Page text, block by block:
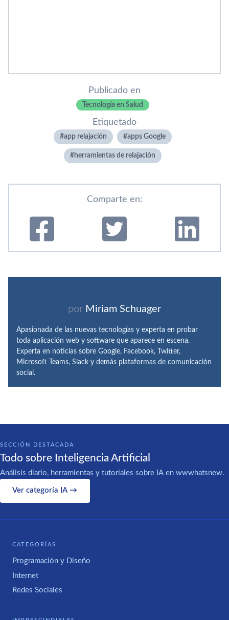
Publicado en
Tecnología en Salud
Etiquetado
app relajación apps Google
herramientas de relajación
Comparte en:
por Miriam Schuager
Apasionada de las nuevas tecnologías y experta en probar
toda aplicación web y software que aparece en escena.
Experta en noticias sobre Google, Facebook, Twitter,
Microsoft Teams, Slack y demás plataformas de comunicación
social.
SECCIÓN DESTACADA
Todo sobre Inteligencia Artificial
Análisis diario, herramientas y tutoriales sobre IA en wwwhatsnew.
Ver categoría IA →
CATEGORÍAS
Programación y Diseño
Internet
Redes Sociales